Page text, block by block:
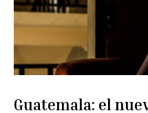
Guatemala: el